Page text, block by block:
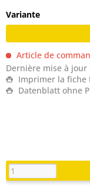
Variante
Article de
Dernière mise à jour
Imprimer la fiche
Datenblatt ohne